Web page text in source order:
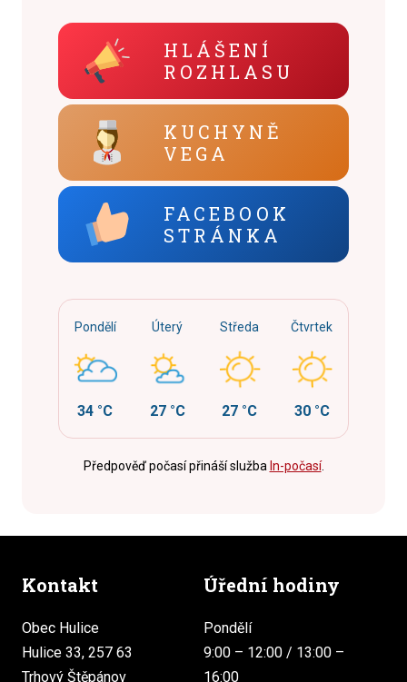
HLÁŠENÍ
ROZHLASU
KUCHYNĚ
VEGA
FACEBOOK
STRÁNKA
Pondělí
34 °C
Úterý
27 °C
Středa
27 °C
Čtvrtek
30 °C
Předpověď počasí přináší služba In-počasí.
Kontakt
Obec Hulice
Hulice 33, 257 63
Trhový Štěpánov
Úřední hodiny
Pondělí
9:00 – 12:00 / 13:00 –
16:00